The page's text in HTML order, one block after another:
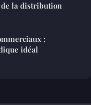
de la distribution
:
idéal